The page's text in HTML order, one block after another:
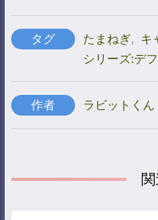
タグ たまねぎ, キ
シリーズ:デ
作者 ラビットくん